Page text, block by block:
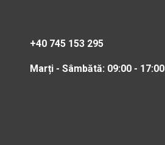
+40 745 153 295
Marți - Sâmbătă: 09:00 - 17:00